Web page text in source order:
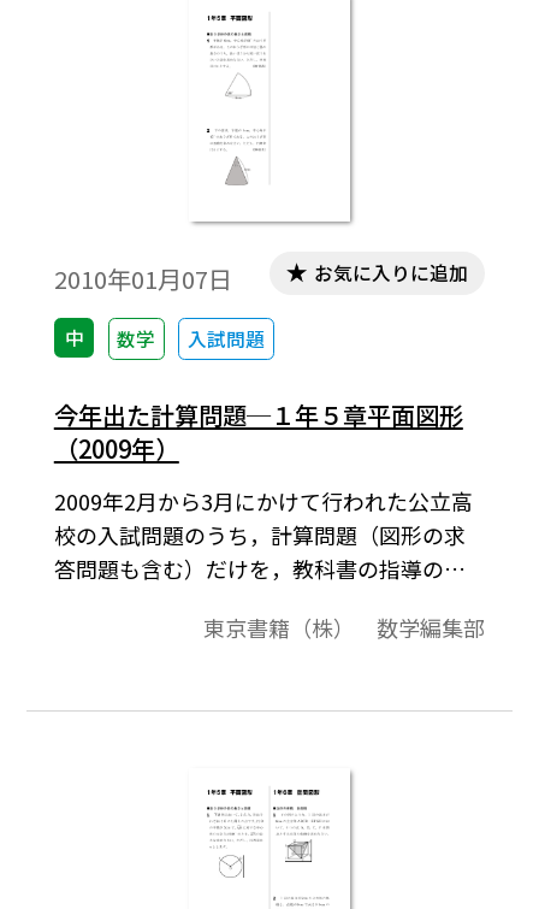
2010年01月07日
中 数学 入試問題
お気に入りに追加
今年出た計算問題─１年５章平面図形
（2009年）
2009年2月から3月にかけて行われた公立高
校の入試問題のうち，計算問題（図形の求
答問題も含む）だけを，教科書の指導の順
べての問題を掲載するようにしています
る問題については割愛しております。また，
一内容の問は1つの問題にまとめたりしてお
東京書籍（株） 数学編集部